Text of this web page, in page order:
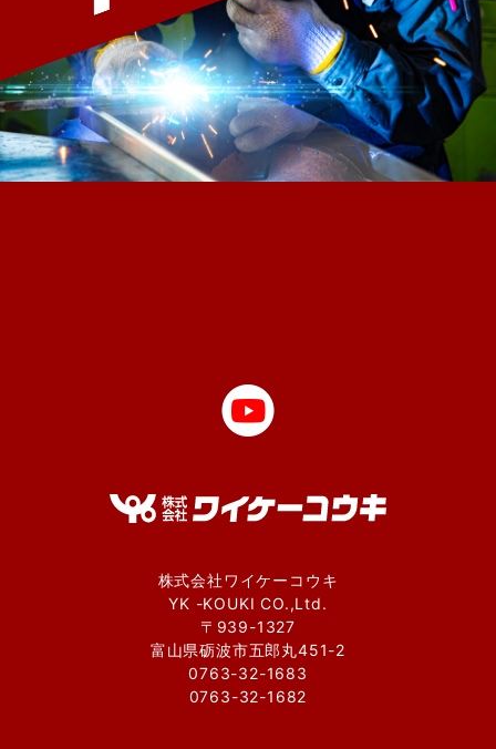
株式会社ワイケーコウキ
YK -KOUKI CO.,Ltd.
〒939-1327
富山県砺波市五郎丸451-2
0763-32-1683
0763-32-1682